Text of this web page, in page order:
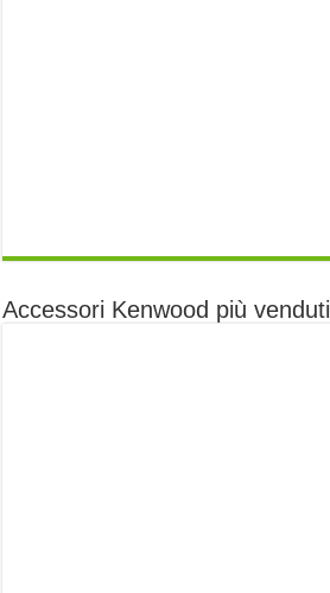
Accessori Kenwood più venduti